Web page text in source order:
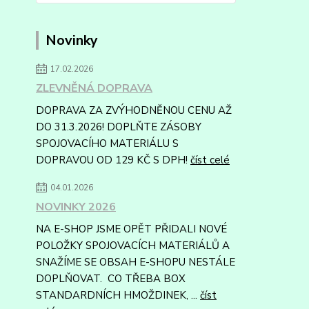
Novinky
17.02.2026
ZLEVNĚNÁ DOPRAVA
DOPRAVA ZA ZVÝHODNĚNOU CENU AŽ
DO 31.3.2026! DOPLŇTE ZÁSOBY
SPOJOVACÍHO MATERIÁLU S
DOPRAVOU OD 129 KČ S DPH! číst celé
04.01.2026
NOVINKY 2026
NA E-SHOP JSME OPĚT PŘIDALI NOVÉ
POLOŽKY SPOJOVACÍCH MATERIÁLŮ A
SNAŽÍME SE OBSAH E-SHOPU NESTÁLE
DOPLŇOVAT. CO TŘEBA BOX
STANDARDNÍCH HMOŽDINEK, ... číst